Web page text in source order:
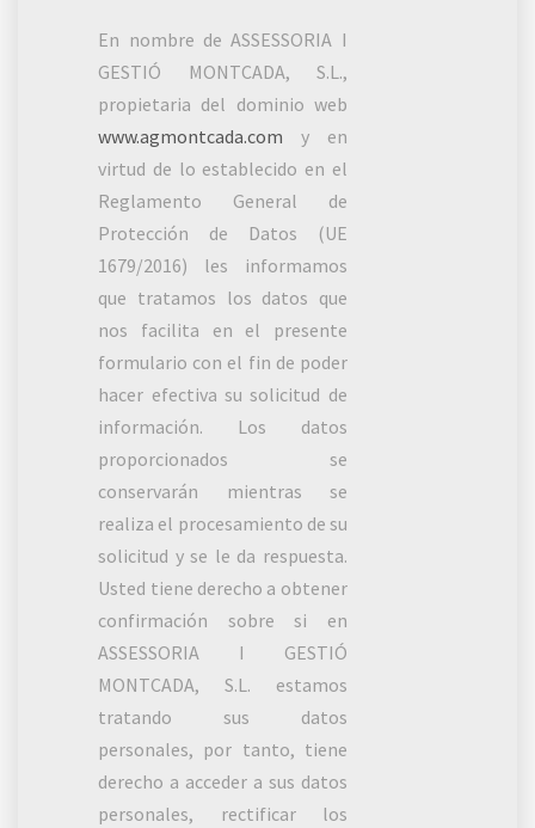
En nombre de ASSESSORIA I
GESTIÓ MONTCADA, S.L.,
propietaria del dominio web
www.agmontcada.com y en
virtud de lo establecido en el
Reglamento General de
Protección de Datos (UE
1679/2016) les informamos
que tratamos los datos que
nos facilita en el presente
formulario con el fin de poder
hacer efectiva su solicitud de
información. Los datos
proporcionados se
conservarán mientras se
realiza el procesamiento de su
solicitud y se le da respuesta.
Usted tiene derecho a obtener
confirmación sobre si en
ASSESSORIA I GESTIÓ
MONTCADA, S.L. estamos
tratando sus datos
personales, por tanto, tiene
derecho a acceder a sus datos
personales, rectificar los